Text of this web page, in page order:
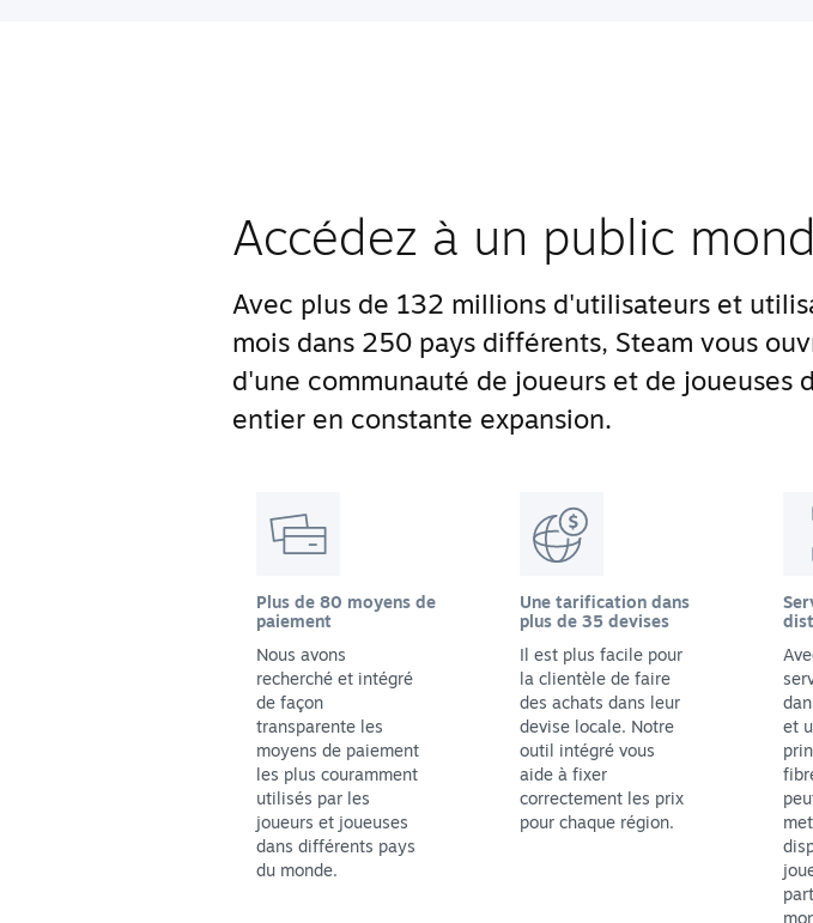
Accédez à un public
Avec plus de 132 millions d'utilisateurs et
mois dans 250 pays différents, Steam vous
d'une communauté de joueurs et de joueuses
entier en constante expansion.
Plus de 80 moyens de
paiement
Nous avons
recherché et intégré
de façon
transparente les
moyens de paiement
les plus couramment
utilisés par les
joueurs et joueuses
dans différents pays
du monde.
Une tarification dans
plus de 35 devises
Il est plus facile pour
la clientèle de faire
des achats dans leur
devise locale. Notre
outil intégré vous
aide à fixer
correctement les prix
pour chaque région.
et